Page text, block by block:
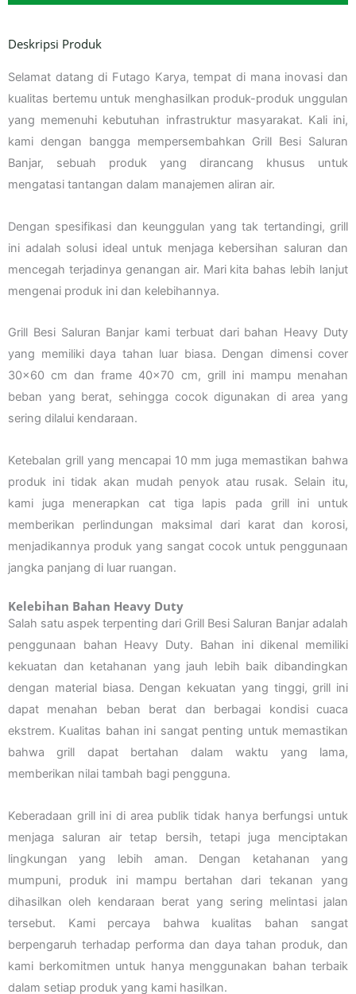
Deskripsi Produk
Selamat datang di Futago Karya, tempat di mana inovasi dan
kualitas bertemu untuk menghasilkan produk-produk unggulan
yang memenuhi kebutuhan infrastruktur masyarakat. Kali ini,
kami dengan bangga mempersembahkan Grill Besi Saluran
Banjar, sebuah produk yang dirancang khusus untuk
mengatasi tantangan dalam manajemen aliran air.
Dengan spesifikasi dan keunggulan yang tak tertandingi, grill
ini adalah solusi ideal untuk menjaga kebersihan saluran dan
mencegah terjadinya genangan air. Mari kita bahas lebih lanjut
mengenai produk ini dan kelebihannya.
Grill Besi Saluran Banjar kami terbuat dari bahan Heavy Duty
yang memiliki daya tahan luar biasa. Dengan dimensi cover
30×60 cm dan frame 40×70 cm, grill ini mampu menahan
beban yang berat, sehingga cocok digunakan di area yang
sering dilalui kendaraan.
Ketebalan grill yang mencapai 10 mm juga memastikan bahwa
produk ini tidak akan mudah penyok atau rusak. Selain itu,
kami juga menerapkan cat tiga lapis pada grill ini untuk
memberikan perlindungan maksimal dari karat dan korosi,
menjadikannya produk yang sangat cocok untuk penggunaan
jangka panjang di luar ruangan.
Kelebihan Bahan Heavy Duty
Salah satu aspek terpenting dari Grill Besi Saluran Banjar adalah
penggunaan bahan Heavy Duty. Bahan ini dikenal memiliki
kekuatan dan ketahanan yang jauh lebih baik dibandingkan
dengan material biasa. Dengan kekuatan yang tinggi, grill ini
dapat menahan beban berat dan berbagai kondisi cuaca
ekstrem. Kualitas bahan ini sangat penting untuk memastikan
bahwa grill dapat bertahan dalam waktu yang lama,
memberikan nilai tambah bagi pengguna.
Keberadaan grill ini di area publik tidak hanya berfungsi untuk
menjaga saluran air tetap bersih, tetapi juga menciptakan
lingkungan yang lebih aman. Dengan ketahanan yang
mumpuni, produk ini mampu bertahan dari tekanan yang
dihasilkan oleh kendaraan berat yang sering melintasi jalan
tersebut. Kami percaya bahwa kualitas bahan sangat
berpengaruh terhadap performa dan daya tahan produk, dan
kami berkomitmen untuk hanya menggunakan bahan terbaik
dalam setiap produk yang kami hasilkan.